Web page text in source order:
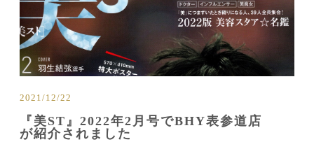
2021/12/22
『美ST』2022年2月号でBHY表参道店
が紹介されました